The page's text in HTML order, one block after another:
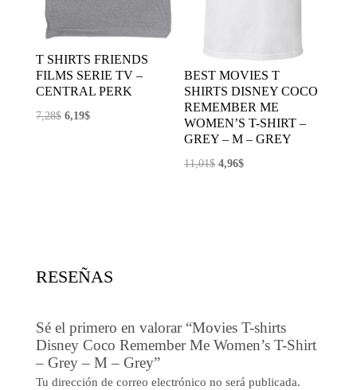
T SHIRTS FRIENDS
FILMS SERIE TV –
CENTRAL PERK
7,28$ El
6,19$El
BEST MOVIES T
SHIRTS DISNEY COCO
REMEMBER ME
WOMEN’S T-SHIRT –
GREY – M – GREY
11,01$ El
4,96$El
RESEÑAS
Sé el primero en valorar “Movies T-shirts
Disney Coco Remember Me Women’s T-Shirt
– Grey – M – Grey”
Tu dirección de correo electrónico no será publicada.